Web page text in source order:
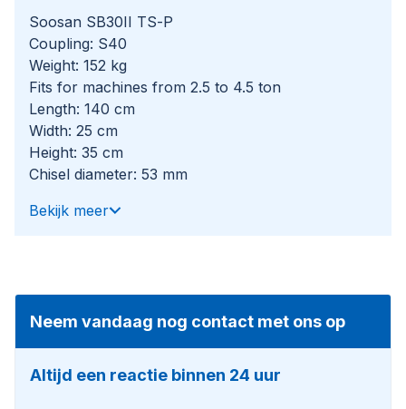
Soosan SB30II TS-P
Coupling: S40
Weight: 152 kg
Fits for machines from 2.5 to 4.5 ton
Length: 140 cm
Width: 25 cm
Height: 35 cm
Chisel diameter: 53 mm
Worldwide delivery is possible!
For more information, please contact:
Bekijk meer
Neem vandaag nog contact met ons op
Altijd een reactie binnen 24 uur